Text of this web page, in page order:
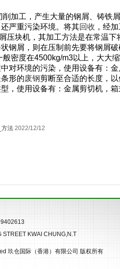
加工，产生大量的钢屑、铸铁
严重污染环境。将其回收 ，经
块机，其加工方法是在常温下
钢屑，则在压制前先要将钢屑
密度在4500kg/m3以上，大大
对环境的污染，使用设备有：
形的废钢剪断至合适的长度，
，使用设备有：金属剪切机，箱
方法 2022/12/12
STREET KWAI CHUNG,N.T
玖仓国际（香港）有限公司 版权所有